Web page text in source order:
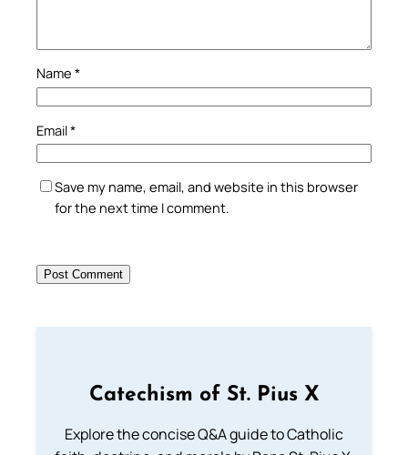
Name *
Email*
Save my name, email, and website in this browser
for the next time I comment.
Catechism of St. Pius X
Explore the concise Q&A guide to Catholic